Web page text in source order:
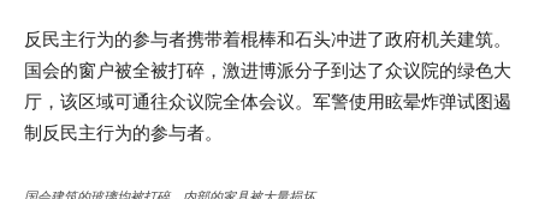
反民主行为的参与者携带着棍棒和石头冲进了政府机关建筑。
国会的窗户被全被打碎，激进博派分子到达了众议院的绿色大
厅，该区域可通往众议院全体会议。军警使用眩晕炸弹试图遏
制反民主行为的参与者。